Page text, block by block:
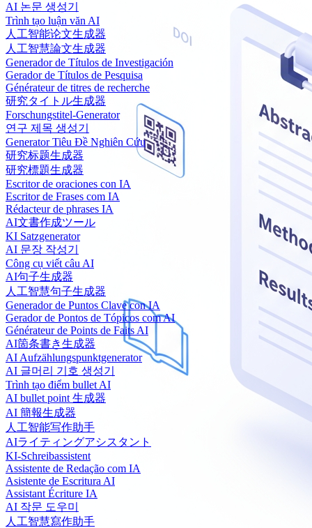
AI 논문 생성기
Trình tạo luận văn AI
人工智能论文生成器
人工智慧論文生成器
Generador de Títulos de Investigación
Gerador de Títulos de Pesquisa
Générateur de titres de recherche
研究タイトル生成器
Forschungstitel-Generator
연구 제목 생성기
Generator Tiêu Đề Nghiên Cứu
研究标题生成器
研究標題生成器
Escritor de oraciones con IA
Escritor de Frases com IA
Rédacteur de phrases IA
AI文書作成ツール
KI Satzgenerator
AI 문장 작성기
Công cụ viết câu AI
AI句子生成器
人工智慧句子生成器
Generador de Puntos Clave con IA
Gerador de Pontos de Tópicos com AI
Générateur de Points de Faits AI
AI箇条書き生成器
AI Aufzählungspunktgenerator
AI 글머리 기호 생성기
Trình tạo điểm bullet AI
AI bullet point 生成器
AI 簡報生成器
人工智能写作助手
AIライティングアシスタント
KI-Schreibassistent
Assistente de Redação com IA
Asistente de Escritura AI
Assistant Écriture IA
AI 작문 도우미
人工智慧寫作助手